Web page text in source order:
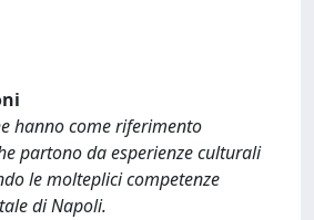
hanno come riferimento
partono da esperienze culturali
le molteplici competenze
di Napoli.